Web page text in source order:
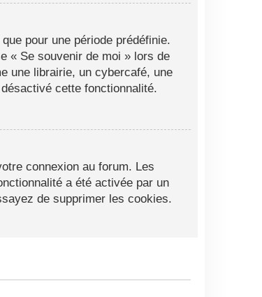
pour une période prédéfinie.
« Se souvenir de moi » lors de
une librairie, un cybercafé, une
cette fonctionnalité.
connexion au forum. Les
a été activée par un
de supprimer les cookies.